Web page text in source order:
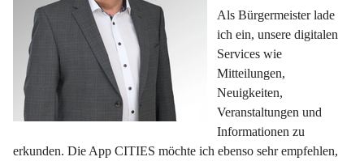
Als Bürgermeister lade
ich ein, unsere digitalen
Services wie
Mitteilungen,
Neuigkeiten,
Veranstaltungen und
Informationen zu
erkunden. Die App CITIES möchte ich ebenso sehr empfehlen,